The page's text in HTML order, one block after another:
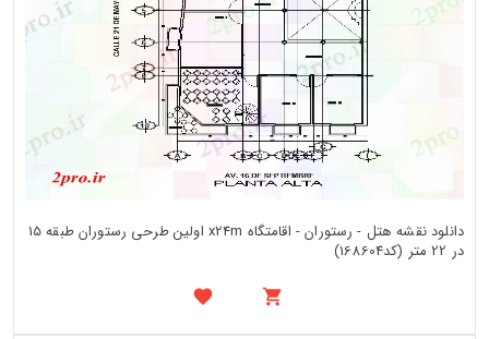
دانلود نقشه هتل - رستوران - اقامتگاه x24m اولین طرحی رستوران طبقه 15
در 22 متر (کد168604)